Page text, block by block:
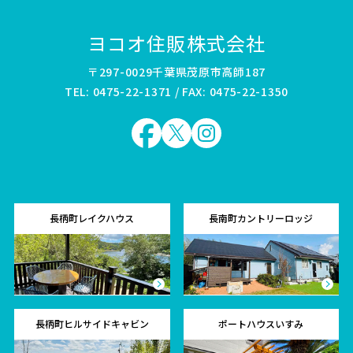
ヨコオ住販株式会社
〒297-0029千葉県茂原市高師187
TEL: 0475-22-1371 / FAX: 0475-22-1350
長柄町レイクハウス 長南町カントリーロッジ
長柄町ヒルサイドキャビン ポートハウスいすみ